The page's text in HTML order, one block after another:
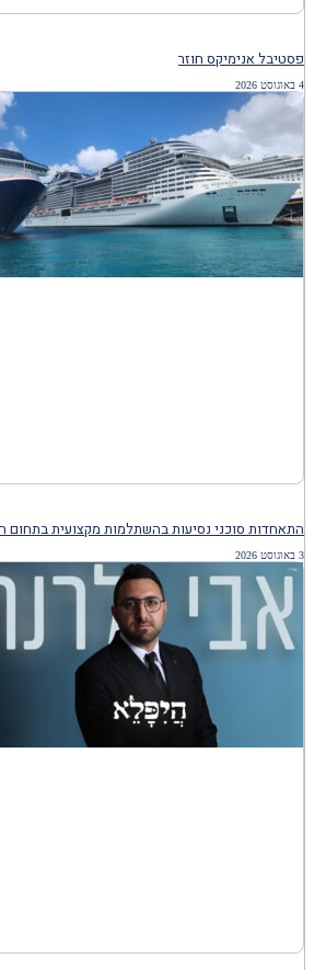
פסטיבל אנימיקס חוזר
4 באוגוסט 2026
התאחדות סוכני נסיעות בהשתלמות מקצועית בתחום
3 באוגוסט 2026